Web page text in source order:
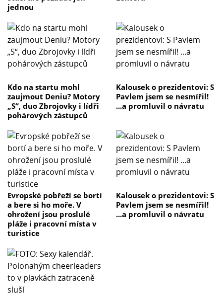
jednou
Kdo na startu mohl
zaujmout Deniu? Motory
„S“, duo Zbrojovky i lídři
pohárových zástupců
Kalousek o prezidentovi: S
Pavlem jsem se nesmířil!
...a promluvil o návratu
Evropské pobřeží se bortí
a bere si ho moře. V
ohrožení jsou proslulé
pláže i pracovní místa v
turistice
Kalousek o prezidentovi: S
Pavlem jsem se nesmířil!
...a promluvil o návratu